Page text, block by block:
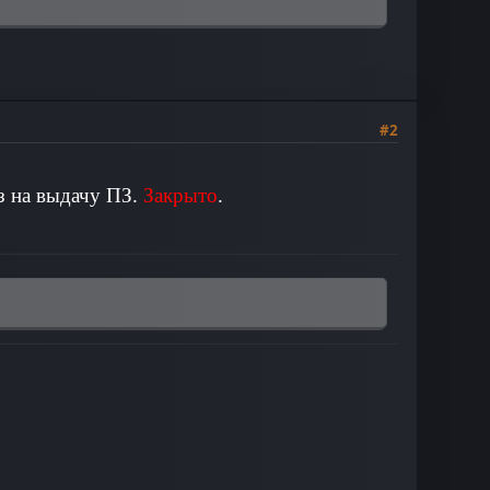
#2
на выдачу ПЗ. Закрыто.